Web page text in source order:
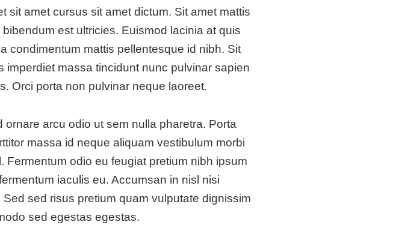
sit amet cursus sit amet dictum. Sit amet mattis
est ultricies. Euismod lacinia at quis
condimentum mattis pellentesque id nibh. Sit
massa tincidunt nunc pulvinar sapien
Orci porta non pulvinar neque laoreet.
arcu odio ut sem nulla pharetra. Porta
massa id neque aliquam vestibulum morbi
odio eu feugiat pretium nibh ipsum
iaculis eu. Accumsan in nisl nisi
sed risus pretium quam vulputate dignissim
sed egestas egestas.